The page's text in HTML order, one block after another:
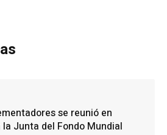
se reunió en
Junta del Fondo Mundial